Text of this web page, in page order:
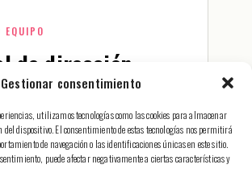
Gestionar consentimiento
utilizamos tecnologías como las cookies para almacenar
dispositivo. El consentimiento de estas tecnologías nos permitirá
de navegación o las identificaciones únicas en este sitio.
puede afectar negativamente a ciertas características y
EQUIPO
de dirección
al equipo de Ockam.